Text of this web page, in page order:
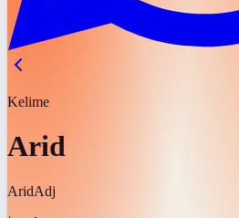
Kelime
Arid
AridAdj